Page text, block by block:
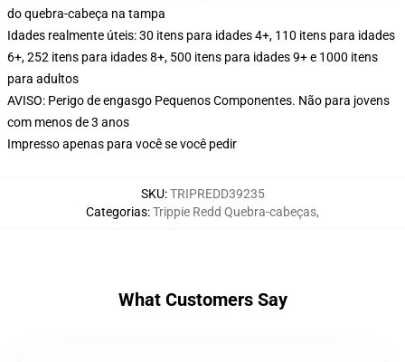
do quebra-cabeça na tampa
Idades realmente úteis: 30 itens para idades 4+, 110 itens para idades
6+, 252 itens para idades 8+, 500 itens para idades 9+ e 1000 itens
para adultos
AVISO: Perigo de engasgo Pequenos Componentes. Não para jovens
com menos de 3 anos
Impresso apenas para você se você pedir
SKU:TRIPREDD39235
Categorias:Trippie Redd Quebra-cabeças,
What Customers Say